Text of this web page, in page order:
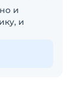
и
и